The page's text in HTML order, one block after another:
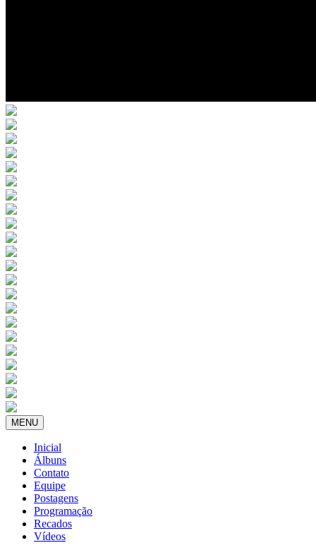
MENU
Inicial
Álbuns
Contato
Equipe
Postagens
Programação
Recados
Vídeos